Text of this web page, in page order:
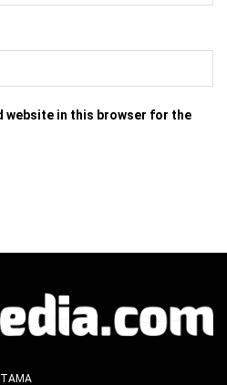
website in this browser for the